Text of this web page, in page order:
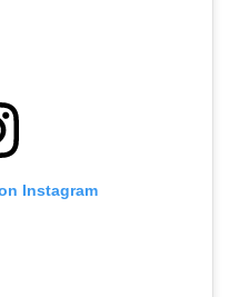
Instagram